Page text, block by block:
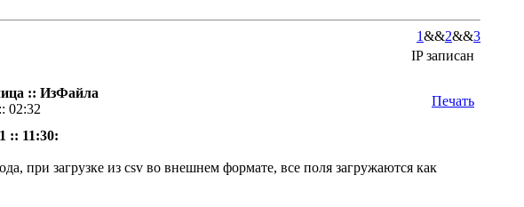
1&&2&&3
IP записан
:: ИзФайла
02:32
Печать
:: 11:30:
при загрузке из csv во внешнем формате, все поля загружаются как